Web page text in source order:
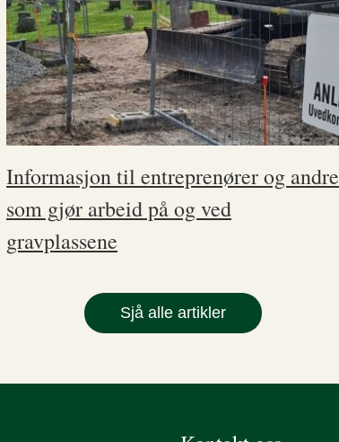
Informasjon til entreprenører og andre
som gjør arbeid på og ved
gravplassene
Sjå alle artikler